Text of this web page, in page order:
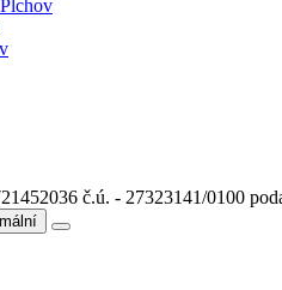
č.ú. - 27323141/0100